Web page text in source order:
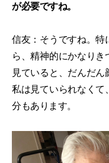
が必要ですね。
信友：そうですね。特
ら、精神的にかなり
見ていると、だんだ
私は見ていられなくて
分もあります。